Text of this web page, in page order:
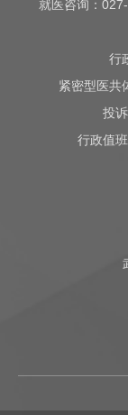
就医咨询：
行
紧密型医共
投
行政值